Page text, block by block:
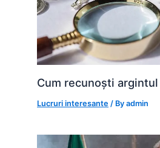
Cum recunoști
Lucruri interesante / Byadmin